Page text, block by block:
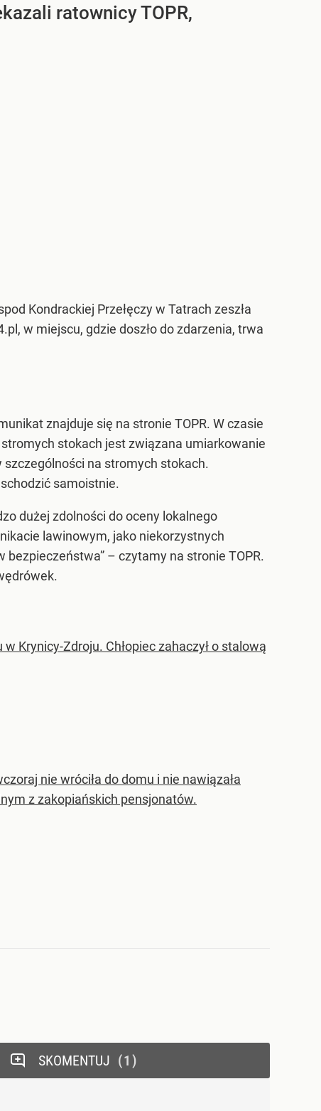
ratownicy TOPR,
Kondrackiej Przełęczy w Tatrach zeszła
w miejscu, gdzie doszło do zdarzenia, trwa
znajduje się na stronie TOPR. W czasie
stokach jest związana umiarkowanie
na stromych stokach.
samoistnie.
dużej zdolności do oceny lokalnego
lawinowym, jako niekorzystnych
– czytamy na stronie TOPR.
Krynicy-Zdroju. Chłopiec zahaczył o stalową
nie wróciła do domu i nie nawiązała
z zakopiańskich pensjonatów.
SKOMENTUJ 1